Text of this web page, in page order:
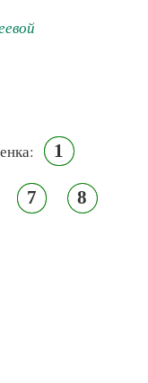
1
7 8